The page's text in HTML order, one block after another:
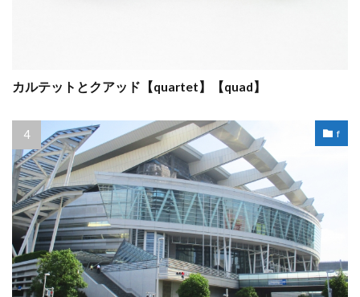
カルテットとクアッド【quartet】【quad】
f